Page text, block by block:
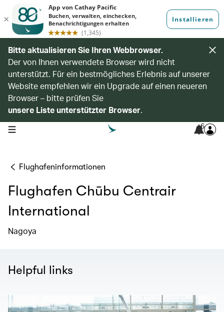
Bitte aktualisieren Sie Ihren Webbrowser.
Der von Ihnen verwendete Browser wird nicht
unterstützt. Für ein bestmögliches Erlebnis auf unserer
Website empfehlen wir ein Upgrade auf einen neueren
Browser – bitte prüfen Sie
unsere Liste unterstützter Browser.
open navigation menu 6
Flughafeninformationen
Flughafen Chūbu Centrair
International
Nagoya
Helpful links